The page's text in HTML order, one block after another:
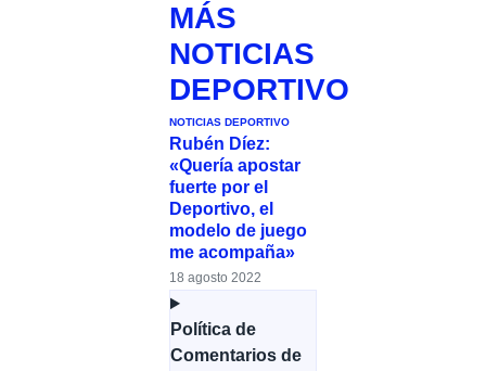
MÁS
NOTICIAS
DEPORTIVO
NOTICIAS DEPORTIVO
Rubén Díez:
«Quería apostar
fuerte por el
Deportivo, el
modelo de juego
me acompaña»
18 agosto 2022
Política de
Comentarios de